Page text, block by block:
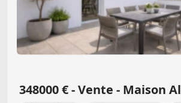
348000 € - Vente - Maison